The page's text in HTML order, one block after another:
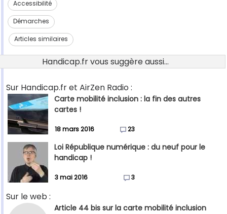
Accessibilité
Démarches
Articles similaires
Handicap.fr vous suggère aussi...
Sur Handicap.fr et AirZen Radio :
Carte mobilité inclusion : la fin des autres
cartes !
18 mars 2016 23
Loi République numérique : du neuf pour le
handicap !
3 mai 2016 3
Sur le web :
Article 44 bis sur la carte mobilité inclusion